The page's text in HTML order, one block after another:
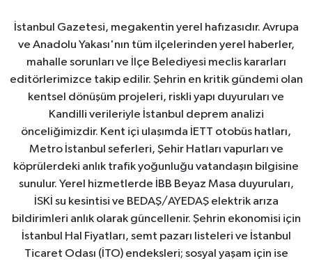
İstanbul Gazetesi, megakentin yerel hafızasıdır. Avrupa
ve Anadolu Yakası'nın tüm ilçelerinden yerel haberler,
mahalle sorunları ve İlçe Belediyesi meclis kararları
editörlerimizce takip edilir. Şehrin en kritik gündemi olan
kentsel dönüşüm projeleri, riskli yapı duyuruları ve
Kandilli verileriyle İstanbul deprem analizi
önceliğimizdir. Kent içi ulaşımda İETT otobüs hatları,
Metro İstanbul seferleri, Şehir Hatları vapurları ve
köprülerdeki anlık trafik yoğunluğu vatandaşın bilgisine
sunulur. Yerel hizmetlerde İBB Beyaz Masa duyuruları,
İSKİ su kesintisi ve BEDAŞ/AYEDAŞ elektrik arıza
bildirimleri anlık olarak güncellenir. Şehrin ekonomisi için
İstanbul Hal Fiyatları, semt pazarı listeleri ve İstanbul
Ticaret Odası (İTO) endeksleri; sosyal yaşam için ise